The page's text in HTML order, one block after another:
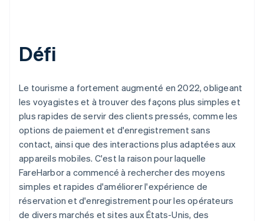
Défi
Le tourisme a fortement augmenté en 2022, obligeant
les voyagistes et à trouver des façons plus simples et
plus rapides de servir des clients pressés, comme les
options de paiement et d'enregistrement sans
contact, ainsi que des interactions plus adaptées aux
appareils mobiles. C'est la raison pour laquelle
FareHarbor a commencé à rechercher des moyens
simples et rapides d'améliorer l'expérience de
réservation et d'enregistrement pour les opérateurs
de divers marchés et sites aux États-Unis, des